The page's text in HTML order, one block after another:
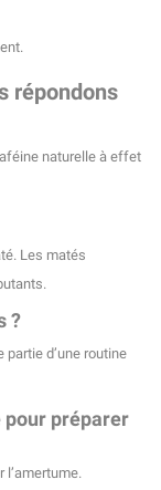
répondons
naturelle à effet
Les matés
?
d’une routine
préparer
l’amertume.